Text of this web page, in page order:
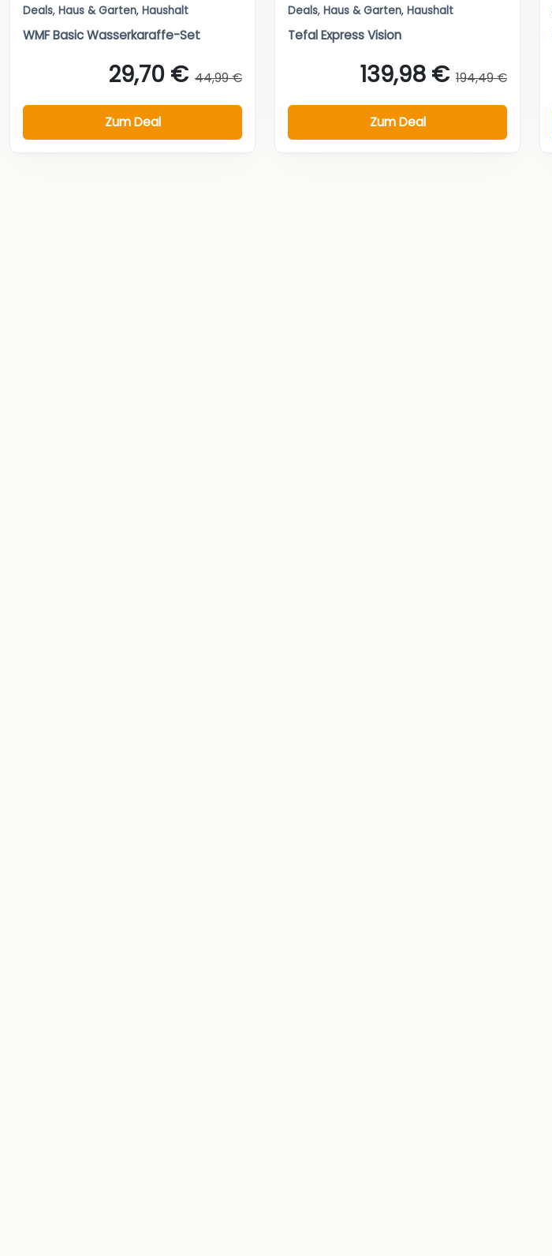
Deals, Haus & Garten, Haushalt
WMF Basic Wasserkaraffe-Set
29,70 € 44,99 €
Zum Deal
Deals, Haus & Garten, Haushalt
Tefal Express Vision
139,98 € 194,49 €
Zum Deal